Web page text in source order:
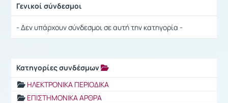
Γενικοί σύνδεσμοι
- Δεν υπάρχουν σύνδεσμοι σε αυτή την κατηγορία -
Κατηγορίες συνδέσμων
ΗΛΕΚΤΡΟΝΙΚΑ ΠΕΡΙΟΔΙΚΑ
ΕΠΙΣΤΗΜΟΝΙΚΑ ΑΡΘΡΑ